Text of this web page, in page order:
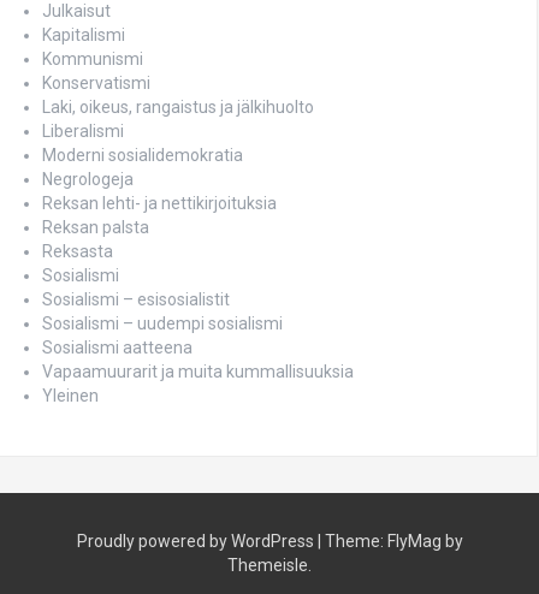
Julkaisut
Kapitalismi
Kommunismi
Konservatismi
Laki, oikeus, rangaistus ja jälkihuolto
Liberalismi
Moderni sosialidemokratia
Negrologeja
Reksan lehti- ja nettikirjoituksia
Reksan palsta
Reksasta
Sosialismi
Sosialismi – esisosialistit
Sosialismi – uudempi sosialismi
Sosialismi aatteena
Vapaamuurarit ja muita kummallisuuksia
Yleinen
Proudly powered by WordPress Theme: FlyMag by
Themeisle.